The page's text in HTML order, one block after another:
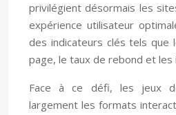
privilégient désormais les
expérience utilisateur
des indicateurs clés tels que
page, le taux de rebond et les
Face à ce défi, les jeux
largement les formats